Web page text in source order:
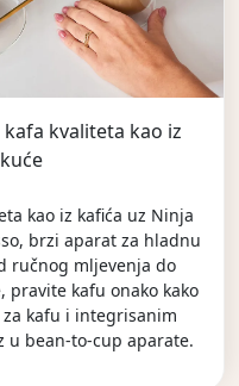
kvaliteta kao iz
kao iz kafića uz Ninja
brzi aparat za hladnu
ručnog mljevenja do
pravite kafu onako kako
kafu i integrisanim
u bean-to-cup aparate.